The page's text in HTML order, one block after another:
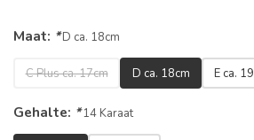
Maat: *D ca. 18cm
C Plus ca. 17cm D ca. 18cm E ca.
Gehalte: *14 Karaat